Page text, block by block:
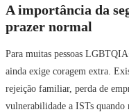
A importância da
prazer normal
Para muitas pessoas
ainda exige coragem extra.
rejeição familiar, perda de
vulnerabilidade a ISTs quando